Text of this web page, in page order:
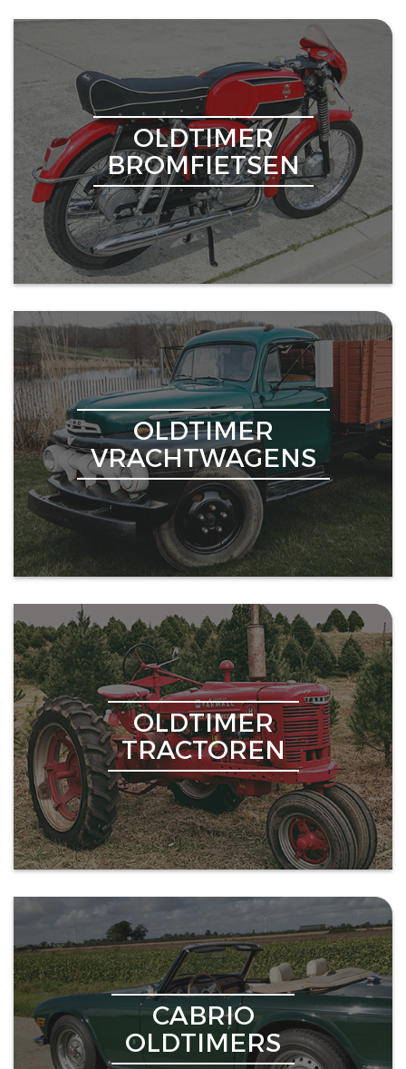
OLDTIMER
BROMFIETSEN
OLDTIMER
VRACHTWAGENS
OLDTIMER
TRACTOREN
CABRIO
OLDTIMERS